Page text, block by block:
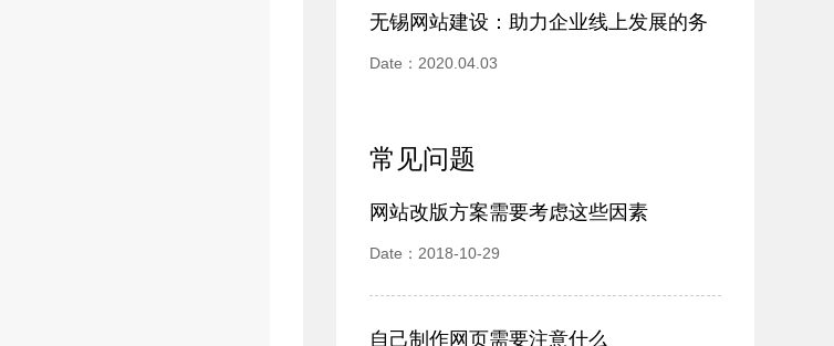
无锡网站建设：助力企业线上发展的务
实之举
Date：2020.04.03
常见问题
网站改版方案需要考虑这些因素
Date：2018-10-29
自己制作网页需要注意什么